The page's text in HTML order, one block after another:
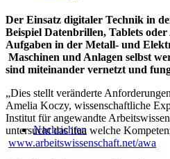
Nachrichten
Der Einsatz digitaler Technik in
Beispiel Datenbrillen, Tablets oder
Aufgaben in der Metall- und
Maschinen und Anlagen selbst
sind miteinander vernetzt und
„Dies stellt veränderte
Amelia Koczy, wissenschaftliche
Institut für angewandte
untersucht das ifaa welche
www.arbeitswissenschaft.net/awa